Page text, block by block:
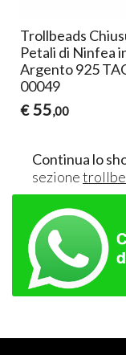
Trollbeads
Petali di Ninfea
Argento 925
00049
€ 55,00
Continua lo
sezione